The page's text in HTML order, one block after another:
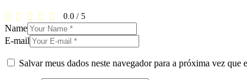
0.0 / 5
Name
E-mail
Salvar meus dados neste navegador para a próxima vez que